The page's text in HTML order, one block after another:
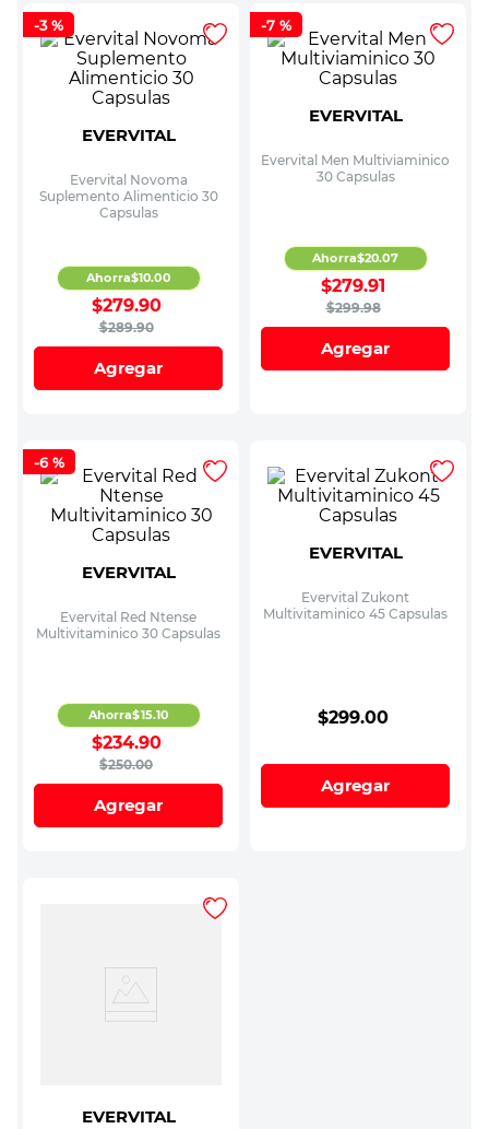
-3 %
EVERVITAL
Evervital Novoma
Suplemento Alimenticio 30
Capsulas
$289.90
$279.90
Ahorra$10.00
Agregar
-7 %
EVERVITAL
Evervital Men Multiviaminico
30 Capsulas
$299.98
$279.91
Ahorra$20.07
Agregar
-6 %
EVERVITAL
Evervital Red Ntense
Multivitaminico 30 Capsulas
$250.00
$234.90
Ahorra$15.10
Agregar
EVERVITAL
Evervital Zukont
Multivitaminico 45 Capsulas
$299.00
Agregar
EVERVITAL